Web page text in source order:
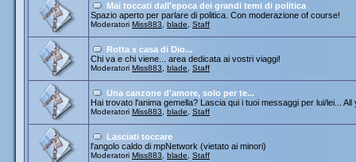
Mai toccati dall'epoca dei grandi temi di politica
Spazio aperto per parlare di politica. Con moderazione of course!
Moderatori Miss883 blade Staff
Rotta x casa di Dio...
Chi va e chi viene... area dedicata ai vostri viaggi!
Moderatori Miss883 blade Staff
Una canzone d'amore, solo per te...
Hai trovato l'anima gemella? Lascia qui i tuoi messaggi per lui/lei...
Moderatori Miss883 blade Staff
Lasciati toccare
l'angolo caldo di mpNetwork (vietato ai minori)
Moderatori Miss883 blade Staff